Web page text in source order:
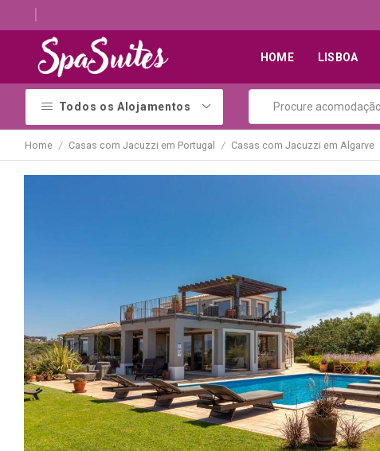
HOME LISBOA
Todos os Alojamentos
Home / Casas com Jacuzzi em Portugal / Casas com Jacuzzi em Algarve